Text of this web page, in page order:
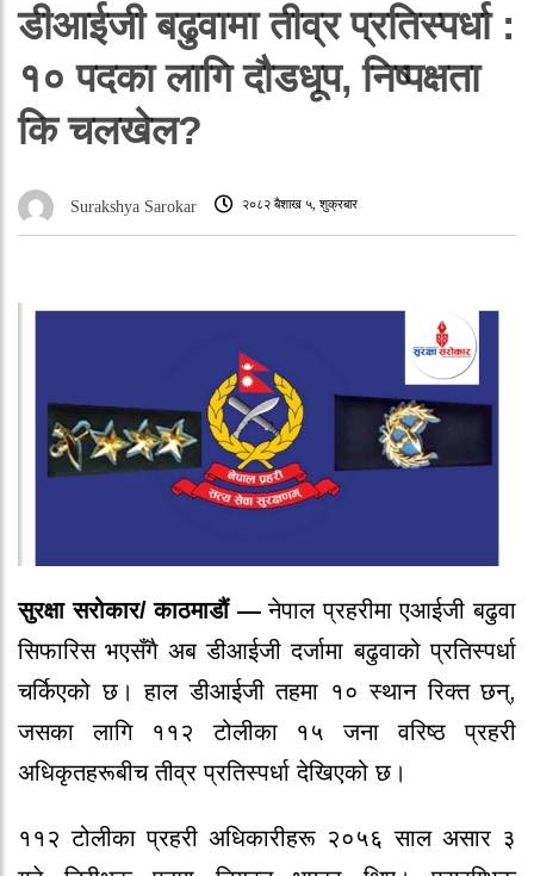
डीआईजी बढुवामा तीव्र प्रतिस्पर्धा :
१० पदका लागि दौडधूप, निष्पक्षता
कि चलखेल?
Surakshya Sarokar २०८२ बैशाख ५, शुक्रबार
सुरक्षा सरोकार/ काठमाडौं —नेपाल प्रहरीमा एआईजी बढुवा
सिफारिस भएसँगै अब डीआईजी दर्जामा बढुवाको प्रतिस्पर्धा
चर्किएको छ। हाल डीआईजी तहमा १० स्थान रिक्त छन्,
जसका लागि ११२ टोलीका १५ जना वरिष्ठ प्रहरी
अधिकृतहरूबीच तीव्र प्रतिस्पर्धा देखिएको छ।
११२ टोलीका प्रहरी अधिकारीहरू २०५६ साल असार ३